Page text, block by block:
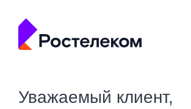
Уважаемый клиент,